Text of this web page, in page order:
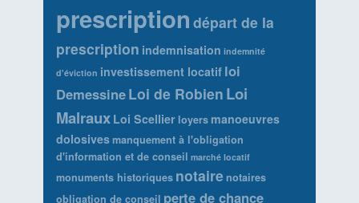
prescription départ de la
prescription indemnisation indemnité
d'éviction investissement locatif loi
DemessineLoi de Robien Loi
Malraux Loi Scellier loyers manoeuvres
dolosivesmanquement à l'obligation
d'information et de conseil marché locatif
monuments historiques notaire notaires
obligation de conseil perte de chance